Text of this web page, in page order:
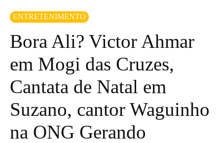
ENTRETENIMENTO
Bora Ali? Victor Ahmar
em Mogi das Cruzes,
Cantata de Natal em
Suzano, cantor Waguinho
na ONG Gerando